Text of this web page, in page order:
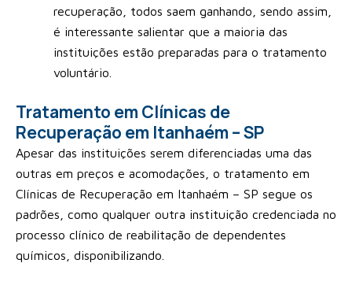
recuperação, todos saem ganhando, sendo assim,
é interessante salientar que a maioria das
instituições estão preparadas para o tratamento
voluntário.
Tratamento em Clínicas de
Recuperação em Itanhaém – SP
Apesar das instituições serem diferenciadas uma das
outras em preços e acomodações, o tratamento em
Clínicas de Recuperação em Itanhaém – SP segue os
padrões, como qualquer outra instituição credenciada no
processo clínico de reabilitação de dependentes
químicos, disponibilizando.